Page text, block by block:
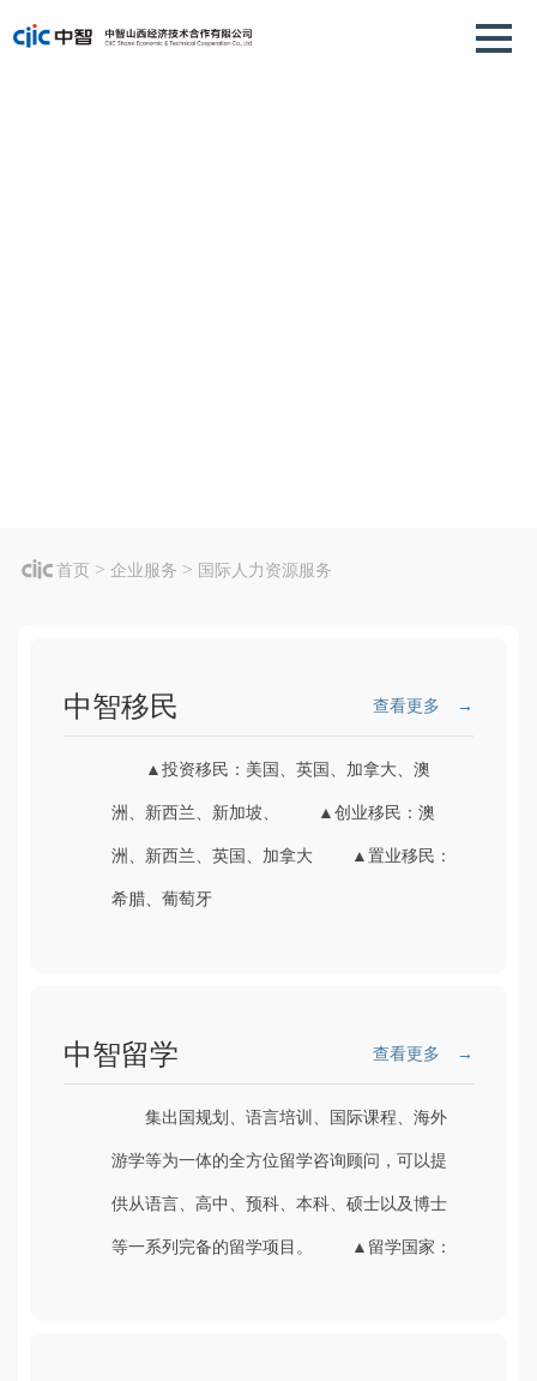
首页 > 企业服务 > 国际人力资源服务
中智移民 查看更多 →
▲投资移民：美国、英国、加拿大、澳
洲、新西兰、新加坡、 ▲创业移民：澳
洲、新西兰、英国、加拿大 ▲置业移民：
希腊、葡萄牙
中智留学 查看更多 →
集出国规划、语言培训、国际课程、海外
游学等为一体的全方位留学咨询顾问，可以提
供从语言、高中、预科、本科、硕士以及博士
等一系列完备的留学项目。 ▲留学国家：